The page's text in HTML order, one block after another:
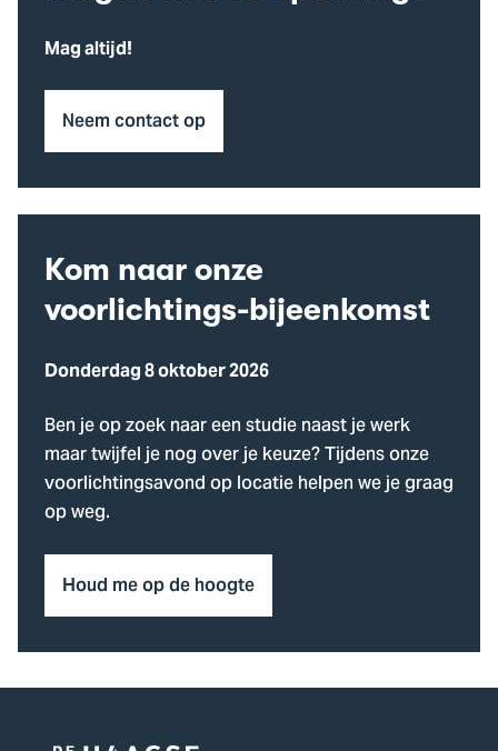
Mag altijd!
Neem contact op
Kom naar onze
voorlichtings-bijeenkomst
Donderdag 8 oktober 2026
Ben je op zoek naar een studie naast je werk
maar twijfel je nog over je keuze? Tijdens onze
voorlichtingsavond op locatie helpen we je graag
op weg.
Houd me op de hoogte